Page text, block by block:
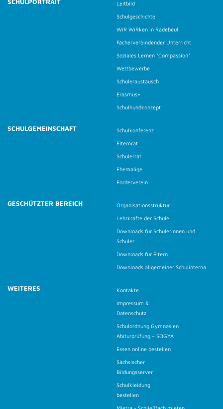
Leitbild
Schulgeschichte
WiR WiRken in Radebeul
Fächerverbindender Unterricht
Soziales Lernen "Compassion"
Wettbewerbe
Schüleraustausch
Erasmus+
Schulhundkonzept
SCHULGEMEINSCHAFT
Schulkonferenz
Elternrat
Schülerrat
Ehemalige
Förderverein
GESCHÜTZTER BEREICH
Organisationsstruktur
Lehrkräfte der Schule
Downloads für Schülerinnen und
Schüler
Downloads für Eltern
Downloads allgemeiner Schulinterna
WEITERES
Kontakte
Impressum &
Datenschutz
Schulordnung Gymnasien
Abiturprüfung – SOGYA
Essen online bestellen
Sächsischer
Bildungsserver
Schulkleidung
bestellen